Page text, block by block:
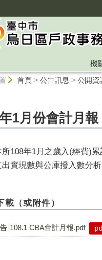
機
首頁> 公告訊息 > 公開資
1月份會計月報
所108年1月之歲入(經費)
出實現數與公庫撥入數分
載（或附件）
-108.1 CBA會計月報.pdf